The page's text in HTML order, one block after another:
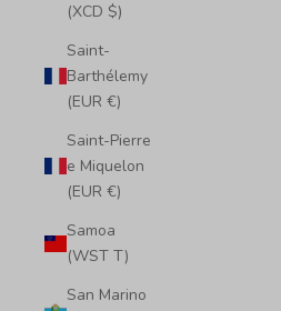
(XCD $)
Saint-
Barthélemy
(EUR €)
Saint-Pierre
e Miquelon
(EUR €)
Samoa
(WST T)
San Marino